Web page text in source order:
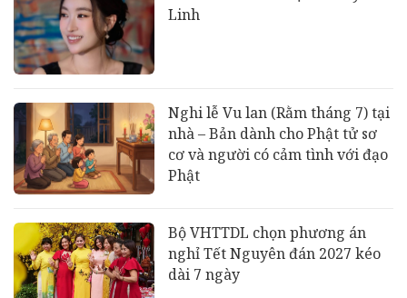
Linh
Nghi lễ Vu lan (Rằm tháng 7) tại
nhà – Bản dành cho Phật tử sơ
cơ và người có cảm tình với đạo
Phật
Bộ VHTTDL chọn phương án
nghỉ Tết Nguyên đán 2027 kéo
dài 7 ngày